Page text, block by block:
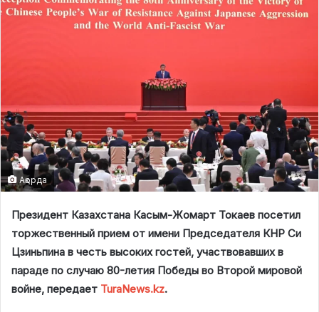
Ақорда
Президент Казахстана Касым-Жомарт Токаев посетил
торжественный прием от имени Председателя КНР Си
Цзиньпина в честь высоких гостей, участвовавших в
параде по случаю 80-летия Победы во Второй мировой
войне, передает TuraNews.kz.